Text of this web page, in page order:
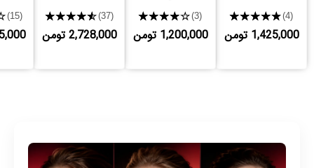
★★★★★(4)
1,425,000 تومن
★★★★★(3)
1,200,000 تومن
★★★★★(37)
2,728,000 تومن
(15)